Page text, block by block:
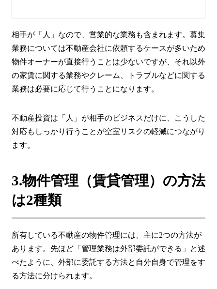
相手が「人」なので、営業的な業務も含まれます。募集
業務については不動産会社に依頼するケースが多いため
物件オーナーが直接行うことは少ないですが、それ以外
の家賃に関する業務やクレーム、トラブルなどに関する
業務は必要に応じて行うことになります。
不動産投資は「人」が相手のビジネスだけに、こうした
対応もしっかり行うことが空室リスクの軽減につながり
ます。
3.物件管理（賃貸管理）の方法
は2種類
所有している不動産の物件管理には、主に2つの方法が
あります。先ほど「管理業務は外部委託ができる」と述
べたように、外部に委託する方法と自分自身で管理をす
る方法に分けられます。